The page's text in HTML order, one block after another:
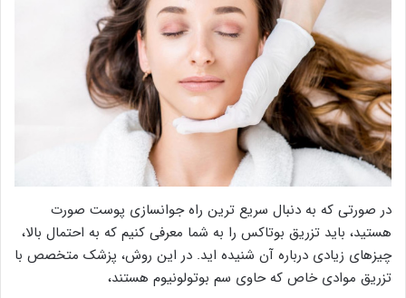
در صورتی که به دنبال سریع ترین راه جوانسازی پوست صورت
هستید، باید تزریق بوتاکس را به شما معرفی کنیم که به احتمال بالا،
چیزهای زیادی درباره آن شنیده اید. در این روش، پزشک متخصص با
تزریق موادی خاص که حاوی سم بوتولونیوم هستند،